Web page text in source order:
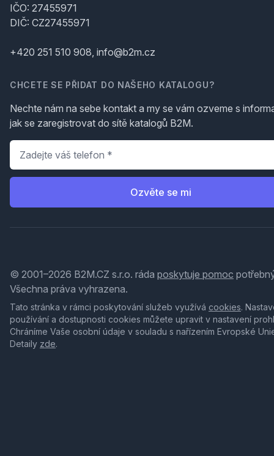
IČO: 27455971
DIČ: CZ27455971
+420 251 510 908, info@b2m.cz
CHCETE SE PŘIDAT DO NAŠEHO KATALOGU?
Nechte nám na sebe kontakt a my se vám ozveme s
jak se zaregistrovat do sítě katalogů B2M.
Telefon
Ozvěte se mi
© 2001–2026 B2M.CZ s.r.o. ráda poskytuje pomoc
Všechna práva vyhrazena.
Tato stránka v rámci poskytování služeb využívá cookies.
používání a dostupnosti cookies můžete upravit v nastavení
Chráníme Vaše osobní údaje v souladu s nařízením Evropské
Detaily zde.